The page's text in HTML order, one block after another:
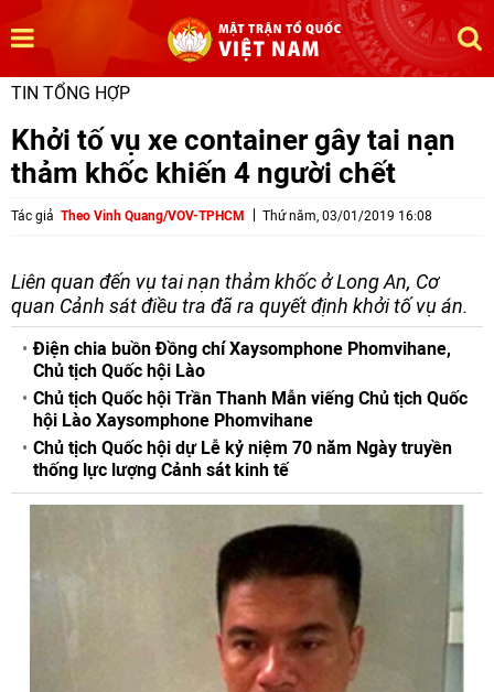
TIN TỔNG HỢP
Khởi tố vụ xe container gây tai nạn
thảm khốc khiến 4 người chết
Tác giả Theo Vinh Quang/VOV-TPHCM Thứ năm, 03/01/2019 16:08
Liên quan đến vụ tai nạn thảm khốc ở Long An, Cơ
quan Cảnh sát điều tra đã ra quyết định khởi tố vụ án.
Điện chia buồn Đồng chí Xaysomphone Phomvihane,
Chủ tịch Quốc hội Lào
Chủ tịch Quốc hội Trần Thanh Mẫn viếng Chủ tịch Quốc
hội Lào Xaysomphone Phomvihane
Chủ tịch Quốc hội dự Lễ kỷ niệm 70 năm Ngày truyền
thống lực lượng Cảnh sát kinh tế